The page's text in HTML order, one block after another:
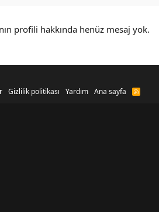
profili hakkında henüz mesaj yok.
Gizlilik politikası Yardım Ana sayfa
R